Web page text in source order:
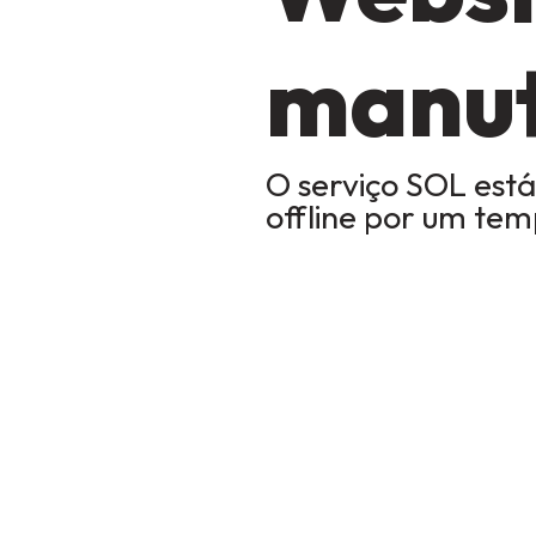
O serviço SOL
offline por um